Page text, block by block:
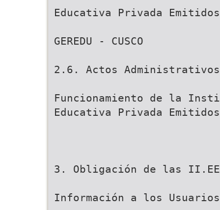
Educativa Privada
GEREDU - CUSCO
2.6. Actos
Funcionamiento de la
Educativa Privada
3. Obligación de las
Información a los